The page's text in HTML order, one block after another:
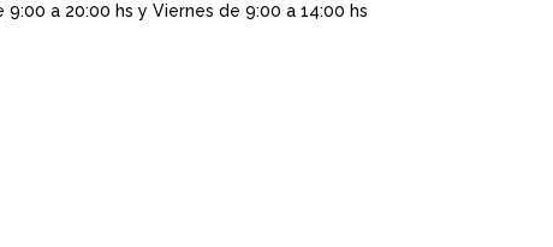
9:00 a 20:00 hs y Viernes de 9:00 a 14:00 hs